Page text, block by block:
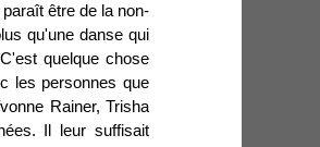
être de la non-
qu'une danse qui
quelque chose
les personnes que
Rainer, Trisha
Il leur suffisait